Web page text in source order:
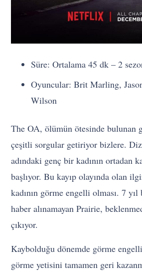
Süre: Ortalama 45 dk – 2
Oyuncular: Brit Marling,
Wilson
The OA, ölümün ötesinde bulunan
çeşitli sorgular getiriyor bizlere.
adındaki genç bir kadının ortadan
başlıyor. Bu kayıp olayında olan
kadının görme engelli olması. 7
haber alınamayan Prairie,
çıkıyor.
Kaybolduğu dönemde görme
görme yetisini tamamen geri